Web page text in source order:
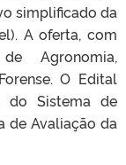
simplificado da
A oferta, com
Agronomia,
O Edital
do Sistema de
de Avaliação da